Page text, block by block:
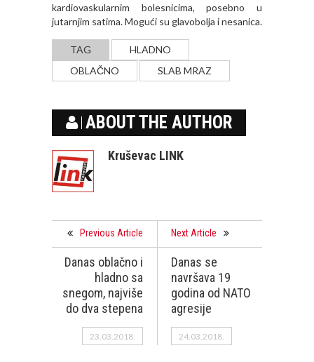
kardiovaskularnim bolesnicima, posebno u
jutarnjim satima. Mogući su glavobolja i nesanica.
TAG
HLADNO
OBLAČNO
SLAB MRAZ
ABOUT THE AUTHOR
Kruševac LINK
Previous Article
Danas oblačno i
hladno sa
snegom, najviše
do dva stepena
23.03.2018.
Next Article
Danas se
navršava 19
godina od NATO
agresije
24.03.2018.